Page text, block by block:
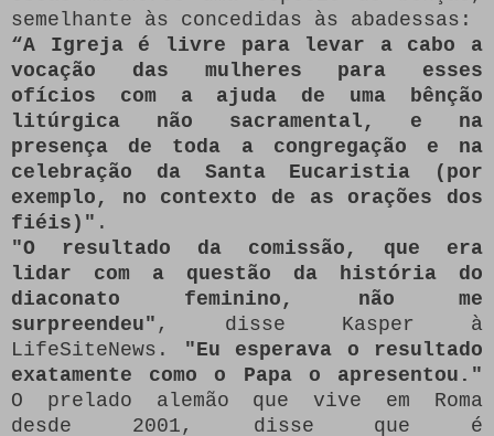
semelhante às concedidas às abadessas:
“A Igreja é livre para levar a cabo a
vocação das mulheres para esses
ofícios com a ajuda de uma bênção
litúrgica não sacramental, e na
presença de toda a congregação e na
celebração da Santa Eucaristia (por
exemplo, no contexto de as orações dos
fiéis)" .
"O resultado da comissão, que era
lidar com a questão da história do
diaconato feminino, não me
surpreendeu" , disse Kasper à
LifeSiteNews.
"Eu esperava o resultado
exatamente como o Papa o apresentou."
O prelado alemão que vive em Roma
desde 2001, disse que é